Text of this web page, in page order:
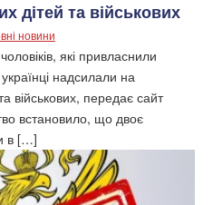
дітей та військових
новини
які привласнили
надсилали на
військових, передає сайт
встановило, що двоє
в […]